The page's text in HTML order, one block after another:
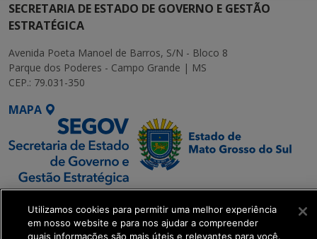
SECRETARIA DE ESTADO DE GOVERNO E GESTÃO
ESTRATÉGICA
Avenida Poeta Manoel de Barros, S/N - Bloco 8
Parque dos Poderes - Campo Grande | MS
CEP.: 79.031-350
MAPA
SETDIG | Secretaria-
Executiva de
Utilizamos cookies para permitir uma melhor experiência
em nosso website e para nos ajudar a compreender
quais informações são mais úteis e relevantes para você.